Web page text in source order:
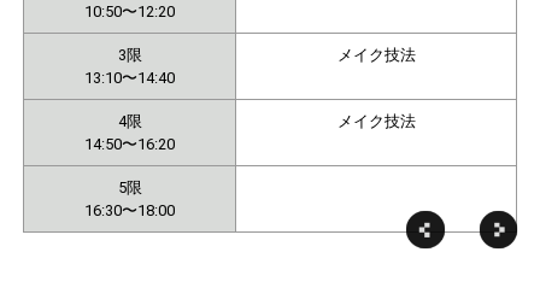
10:50〜12:20
3限
13:10〜14:40
メイク技法
4限
14:50〜16:20
メイク技法
5限
16:30〜18:00